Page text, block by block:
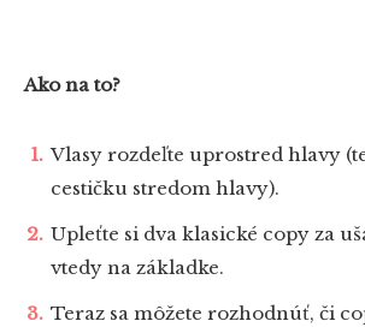
Ako na to?
Vlasy rozdeľte uprostred hlavy
cestičku stredom hlavy).
Upleťte si dva klasické copy za
vtedy na základke.
Teraz sa môžete rozhodnúť, či